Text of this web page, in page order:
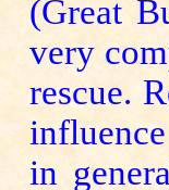
(Great
very
rescue.
in